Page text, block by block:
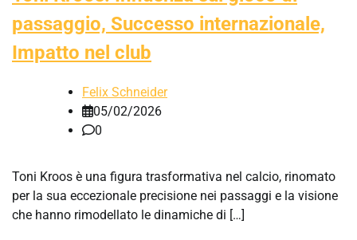
passaggio, Successo internazionale,
Impatto nel club
Felix Schneider
05/02/2026
0
Toni Kroos è una figura trasformativa nel calcio, rinomato
per la sua eccezionale precisione nei passaggi e la visione
che hanno rimodellato le dinamiche di […]